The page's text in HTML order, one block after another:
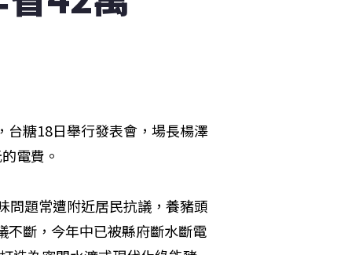
台糖18日舉行發表會，場長楊澤
電費。
問題常遭附近居民抗議，養豬頭
不斷，今年中已被縣府斷水斷電